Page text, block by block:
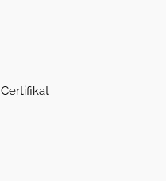
Certifikat